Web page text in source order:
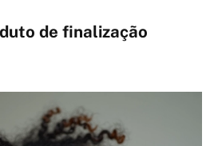
de finalização